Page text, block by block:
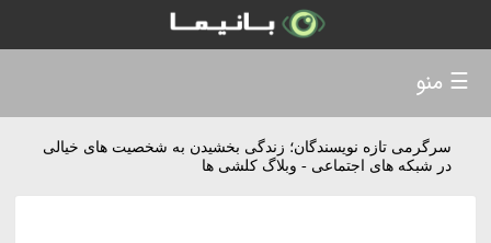
سرگرمی تازه نویسندگان؛ زندگی بخشیدن به شخصیت های خیالی
در شبکه های اجتماعی - وبلاگ کلشی ها
☰ منو